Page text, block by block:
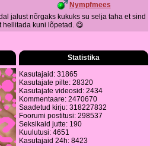
Nympfmees
jalust nõrgaks kukuks su selja taha et sind
hellitada kuni lõpetad. 😋
Statistika
Kasutajaid: 31865
Kasutajate pilte: 28320
Kasutajate videosid: 2434
Kommentaare: 2470670
Saadetud kirju: 318227832
Foorumi postitusi: 298537
Seksikaid jutte: 190
Kuulutusi: 4651
Kasutajaid 24h: 8423